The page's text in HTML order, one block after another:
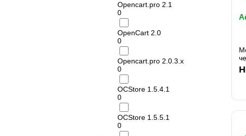
Opencart.pro 2.1
0
OpenCart 2.0
0
Opencart.pro 2.0.3.х
0
OCStore 1.5.4.1
0
OCStore 1.5.5.1
0